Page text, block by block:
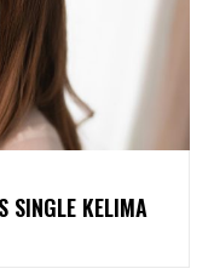
SINGLE KELIMA